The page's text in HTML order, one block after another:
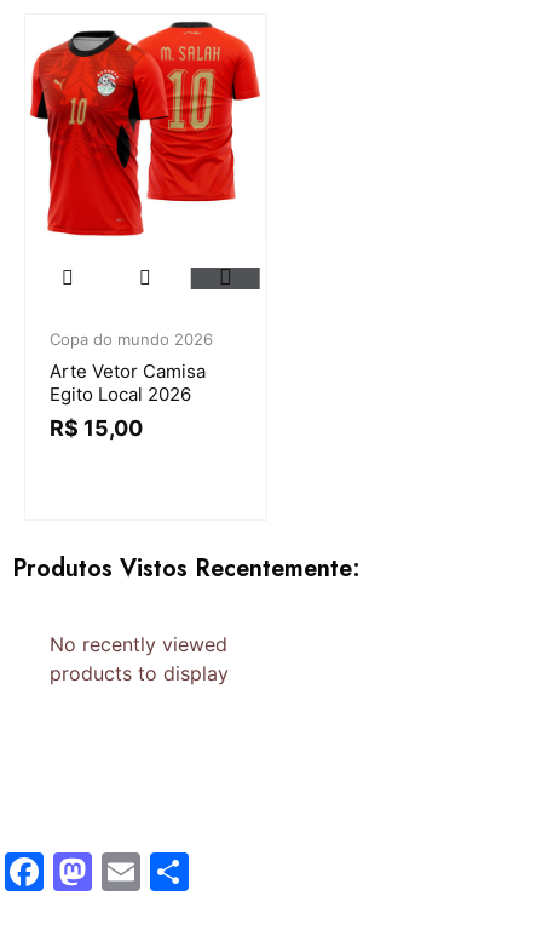
Copa do mundo 2026
Arte Vetor Camisa
Egito Local 2026
R$ 15,00
Produtos Vistos Recentemente:
No recently viewed
products to display
Facebook
Mastodon
Email